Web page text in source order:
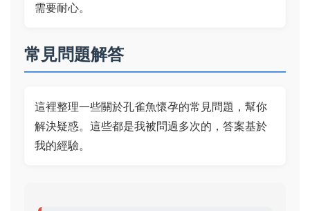
需要耐心。
常見問題解答
這裡整理一些關於孔雀魚懷孕的常見問題，幫你
解決疑惑。這些都是我被問過多次的，答案基於
我的經驗。